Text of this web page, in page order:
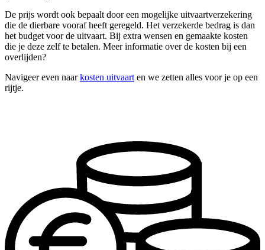
De prijs wordt ook bepaalt door een mogelijke uitvaartverzekering
die de dierbare vooraf heeft geregeld. Het verzekerde bedrag is dan
het budget voor de uitvaart. Bij extra wensen en gemaakte kosten
die je deze zelf te betalen. Meer informatie over de kosten bij een
overlijden?
Navigeer even naarkosten uitvaart en we zetten alles voor je op een
rijtje.